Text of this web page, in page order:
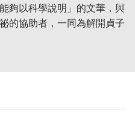
夠以科學說明」的文華，與
的協助者，一同為解開貞子